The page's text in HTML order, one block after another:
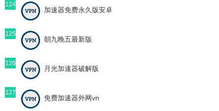
124
加速器免费永久版安卓
125
朝九晚五最新版
126
月光加速器破解版
127
免费加速器外网vn